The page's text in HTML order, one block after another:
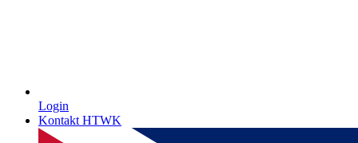
Login
Kontakt HTWK